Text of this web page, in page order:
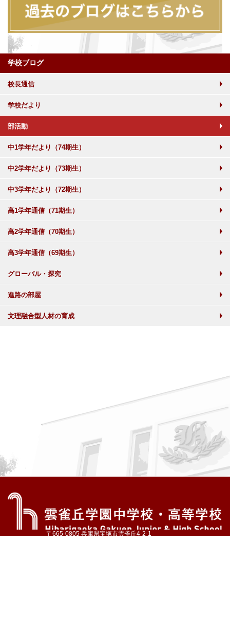
学校ブログ
校長通信
学校だより
部活動
中1学年だより（74期生）
中2学年だより（73期生）
中3学年だより（72期生）
高1学年通信（71期生）
高2学年通信（70期生）
高3学年通信（69期生）
グローバル・探究
進路の部屋
文理融合型人材の育成
〒665-0805 兵庫県宝塚市雲雀丘4-2-1